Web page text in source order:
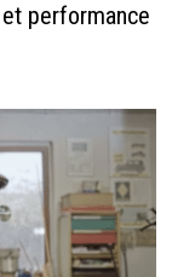
performance